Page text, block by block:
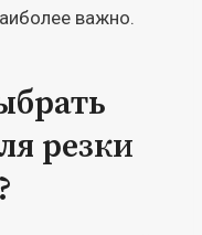
важно.
резки